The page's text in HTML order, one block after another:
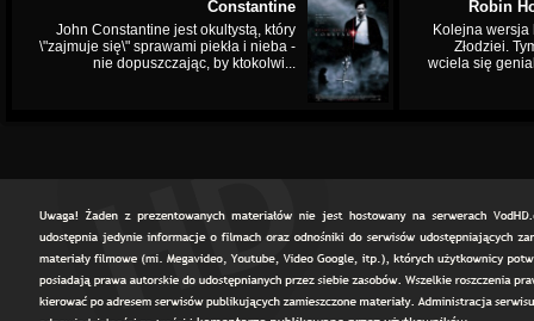
Constantine
John Constantine jest okultystą, który
\"zajmuje się\" sprawami piekła i nieba -
nie dopuszczając, by ktokolwi...
Robin
Kolejna wersja
Złodziei.
wciela się